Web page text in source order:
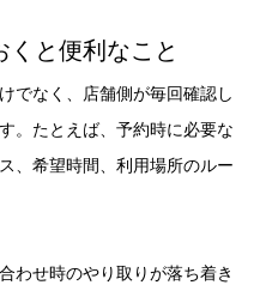
くと便利なこと
でなく、店舗側が毎回確認し
。たとえば、予約時に必要な
、希望時間、利用場所のルー
わせ時のやり取りが落ち着き